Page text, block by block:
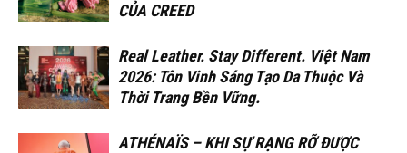
CỦA CREED
Real Leather. Stay Different. Việt Nam
2026: Tôn Vinh Sáng Tạo Da Thuộc Và
Thời Trang Bền Vững.
ATHÉNAÏS – KHI SỰ RẠNG RỠ ĐƯỢC